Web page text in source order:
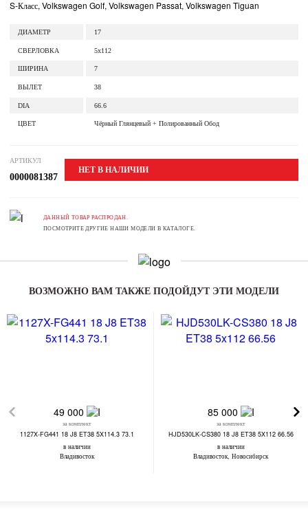
S-Класс, Volkswagen Golf, Volkswagen Passat, Volkswagen Tiguan
ДИАМЕТР 17
СВЕРЛОВКА 5x112
ШИРИНА 7
ВЫЛЕТ 38
DIA 66.6
ЦВЕТ Чёрный Глянцевый + Полированный Обод
АРТИКУЛ
0000081387
НЕТ В НАЛИЧИИ
ДАННЫЙ ТОВАР РАСПРОДАН.
ПОСМОТРИТЕ ДРУГИЕ НАШИ МОДЕЛИ В КАТАЛОГЕ.
ВОЗМОЖНО ВАМ ТАКЖЕ ПОДОЙДУТ ЭТИ МОДЕЛИ
49 000
за комплект
1127X-FG441 18 J8 ET38 5X114.3 73.1
в наличии
Владивосток
85 000
за комплект
HJD530LK-CS380 18 J8 ET38 5X112 66.56
в наличии
Владивосток, Новосибирск